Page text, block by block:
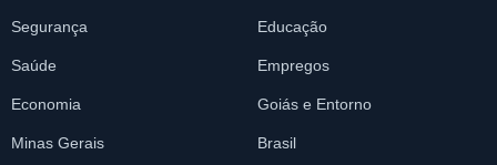
Segurança Educação
Saúde Empregos
Economia Goiás e Entorno
Minas Gerais Brasil